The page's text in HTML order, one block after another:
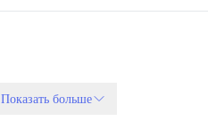
Показать больше